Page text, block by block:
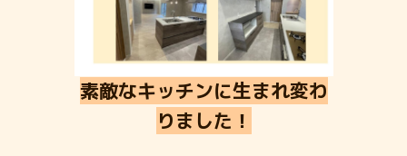
素敵なキッチンに生まれ変わ
りました！